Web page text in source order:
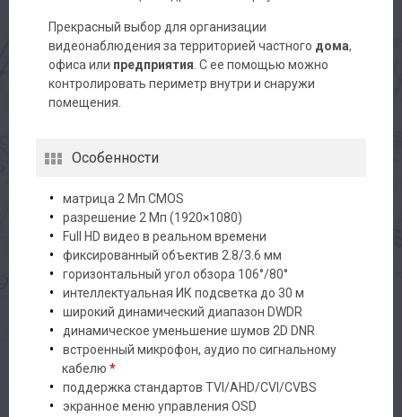
Прекрасный выбор для организации
видеонаблюдения за территорией частного дома,
офиса или предприятия . С ее помощью можно
контролировать периметр внутри и снаружи
помещения.
Особенности
матрица 2 Мп CMOS
разрешение 2 Мп (1920×1080)
Full HD видео в реальном времени
фиксированный объектив 2.8/3.6 мм
горизонтальный угол обзора 106°/80°
интеллектуальная ИК подсветка до 30 м
широкий динамический диапазон DWDR
динамическое уменьшение шумов 2D DNR
встроенный микрофон, аудио по сигнальному
кабелю *
поддержка стандартов TVI/AHD/CVI/CVBS
экранное меню управления OSD